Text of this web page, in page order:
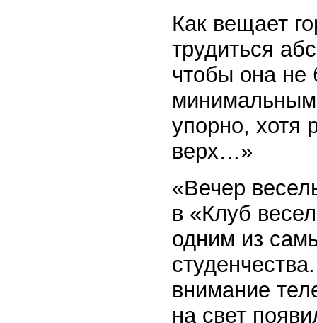
Как вещает
трудиться
чтобы она не
упорно, хотя
верх…»
«Вечер
в «Клуб
одним из
внимание
на свет